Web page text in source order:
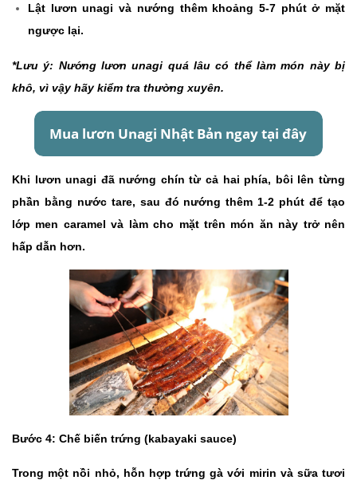
Lật lươn unagi và nướng thêm khoảng 5-7 phút ở mặt
ngược lại.
*Lưu ý: Nướng lươn unagi quá lâu có thể làm món này bị
khô, vì vậy hãy kiểm tra thường xuyên.
Khi lươn unagi đã nướng chín từ cả hai phía, bôi lên từng
phần bằng nước tare, sau đó nướng thêm 1-2 phút để tạo
lớp men caramel và làm cho mặt trên món ăn này trở nên
hấp dẫn hơn.
Bước 4: Chế biến trứng (kabayaki sauce)
Trong một nồi nhỏ, hỗn hợp trứng gà với mirin và sữa tươi